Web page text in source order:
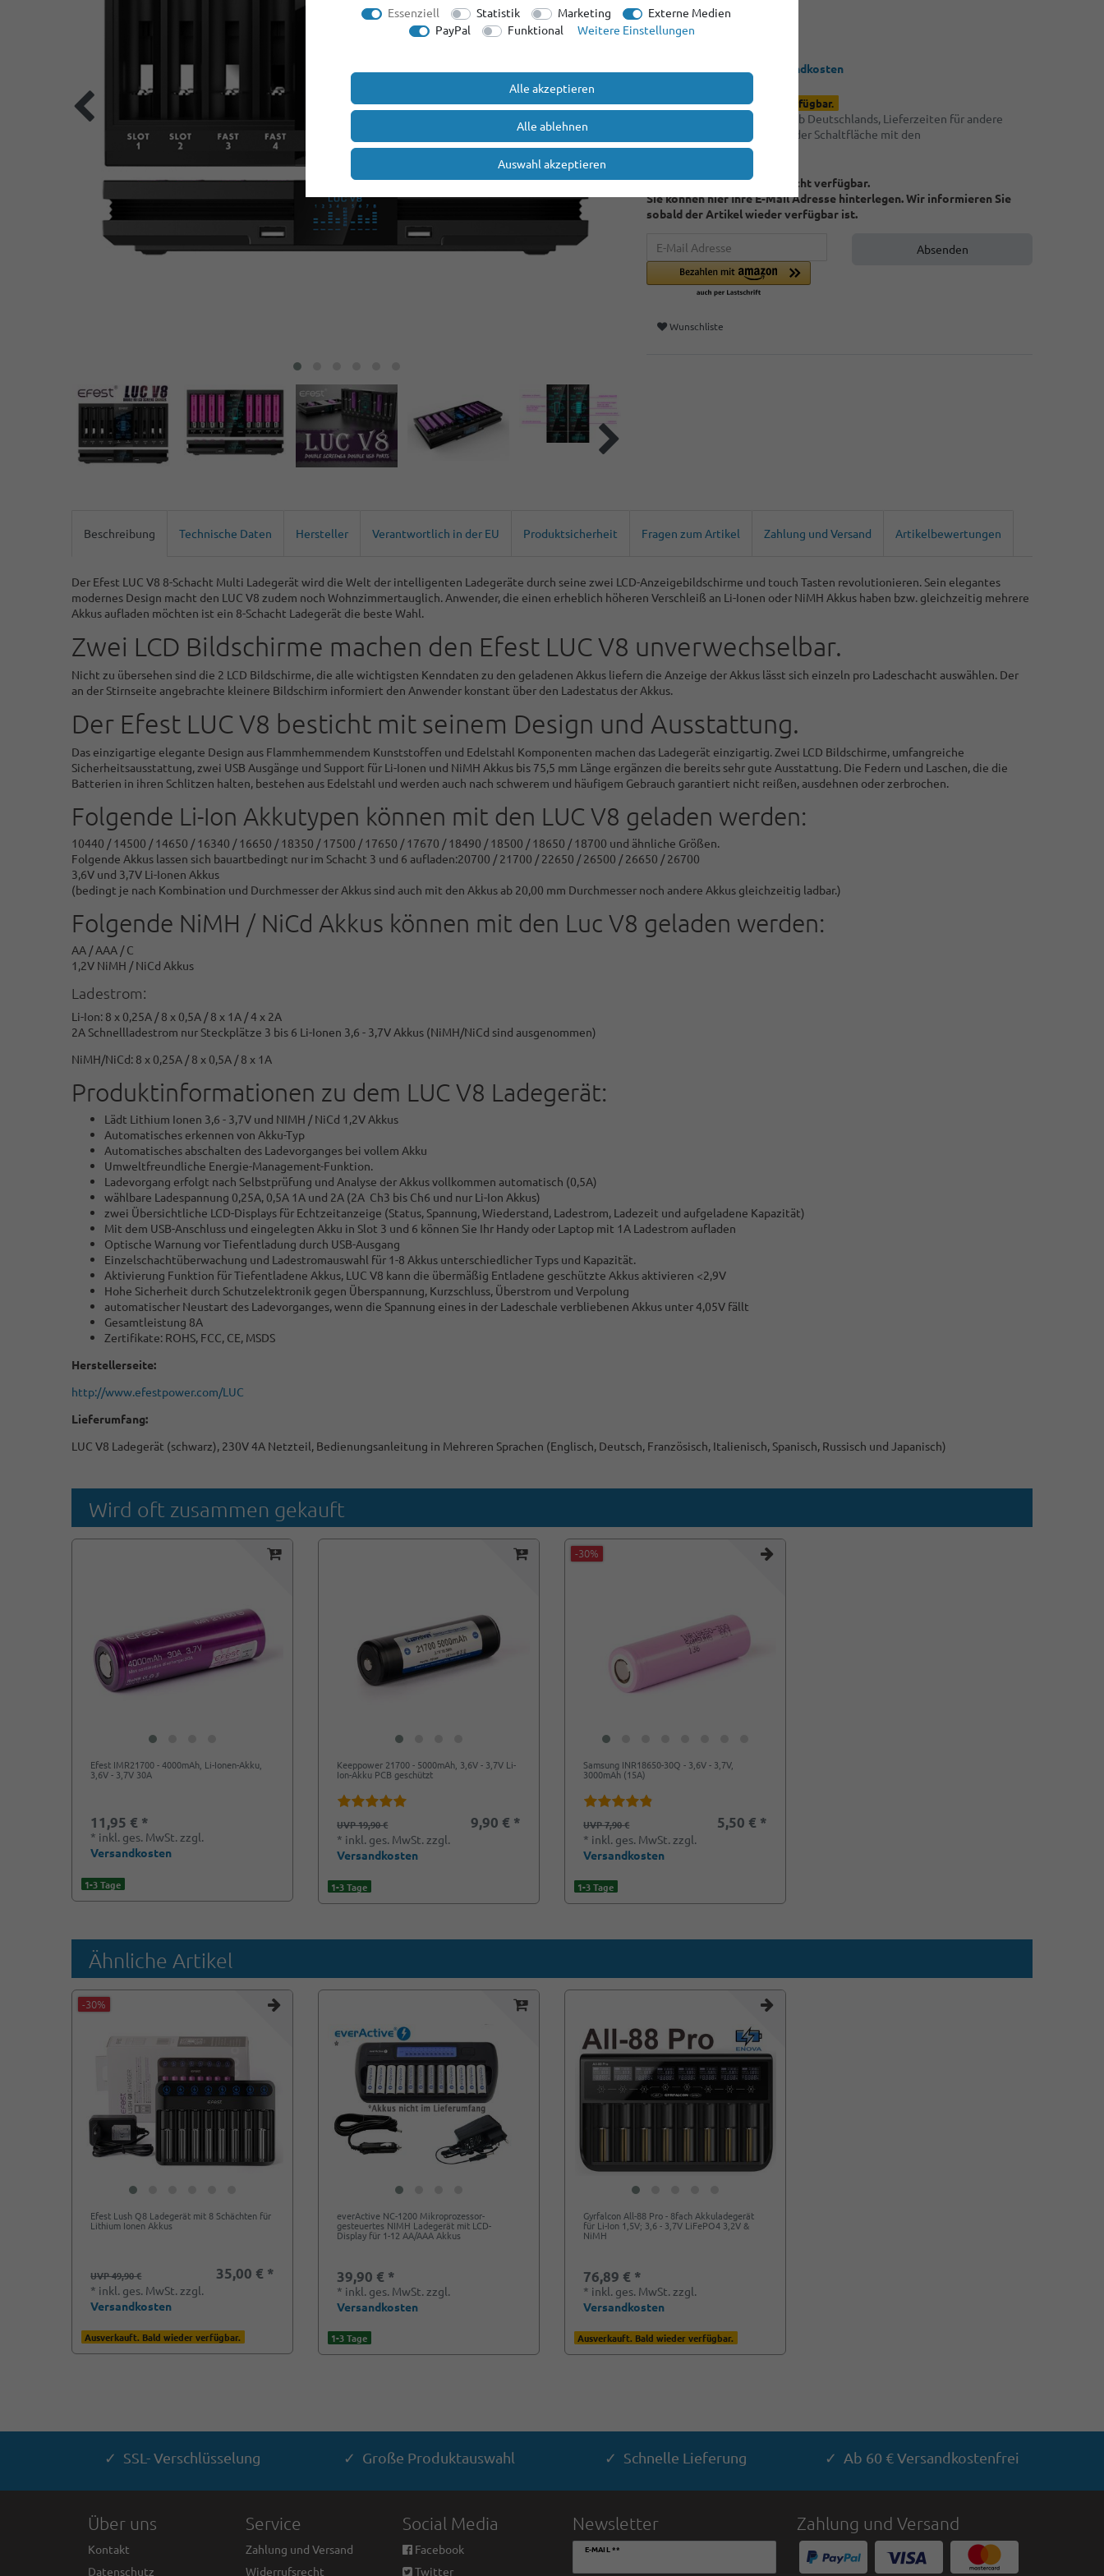
Inhalt1Stück
Grundpreis
Versandkosten
Ausverkauft. Bald wieder verfügbar.
*gilt für Lieferungen innerhalb Deutschlands, Lieferzeiten für andere
Länder entnehmen Sie bitte der Schaltfläche mit den
Versandinformationen
Dieser Artikel ist zur Zeit nicht verfügbar.
Sie können hier Ihre E-Mail Adresse hinterlegen. Wir informieren Sie
sobald der Artikel wieder verfügbar ist.
Absenden
Wunschliste
Beschreibung Technische Daten Hersteller Verantwortlich in der EU Produktsicherheit Fragen zum Artikel Zahlung und Versand Artikelbewertungen
Der Efest LUC V8 8-Schacht Multi Ladegerät wird die Welt der intelligenten Ladegeräte durch seine zwei LCD-Anzeigebildschirme und touch Tasten revolutionieren. Sein elegantes
modernes Design macht den LUC V8 zudem noch Wohnzimmertauglich. Anwender, die einen erheblich höheren Verschleiß an Li-Ionen oder NiMH Akkus haben bzw. gleichzeitig mehrere
Akkus aufladen möchten ist ein 8-Schacht Ladegerät die beste Wahl.
Zwei LCD Bildschirme machen den Efest LUC V8 unverwechselbar.
Nicht zu übersehen sind die 2 LCD Bildschirme, die alle wichtigsten Kenndaten zu den geladenen Akkus liefern die Anzeige der Akkus lässt sich einzeln pro Ladeschacht auswählen. Der
an der Stirnseite angebrachte kleinere Bildschirm informiert den Anwender konstant über den Ladestatus der Akkus.
Der Efest LUC V8 besticht mit seinem Design und Ausstattung.
Das einzigartige elegante Design aus Flammhemmendem Kunststoffen und Edelstahl Komponenten machen das Ladegerät einzigartig. Zwei LCD Bildschirme, umfangreiche
Sicherheitsausstattung, zwei USB Ausgänge und Support für Li-Ionen und NiMH Akkus bis 75,5 mm Länge ergänzen die bereits sehr gute Ausstattung. Die Federn und Laschen, die die
Batterien in ihren Schlitzen halten, bestehen aus Edelstahl und werden auch nach schwerem und häufigem Gebrauch garantiert nicht reißen, ausdehnen oder zerbrochen.
Folgende Li-Ion Akkutypen können mit den LUC V8 geladen werden:
10440 / 14500 / 14650 / 16340 / 16650 / 18350 / 17500 / 17650 / 17670 / 18490 / 18500 / 18650 / 18700 und ähnliche Größen.
Folgende Akkus lassen sich bauartbedingt nur im Schacht 3 und 6 aufladen:20700 / 21700 / 22650 / 26500 / 26650 / 26700
3,6V und 3,7V Li-Ionen Akkus
(bedingt je nach Kombination und Durchmesser der Akkus sind auch mit den Akkus ab 20,00 mm Durchmesser noch andere Akkus gleichzeitig ladbar.)
Folgende NiMH / NiCd Akkus können mit den Luc V8 geladen werden:
AA / AAA / C
1,2V NiMH / NiCd Akkus
Ladestrom:
Li-Ion: 8 x 0,25A / 8 x 0,5A / 8 x 1A / 4 x 2A
2A Schnellladestrom nur Steckplätze 3 bis 6 Li-Ionen 3,6 - 3,7V Akkus (NiMH/NiCd sind ausgenommen)
NiMH/NiCd: 8 x 0,25A / 8 x 0,5A / 8 x 1A
Produktinformationen zu dem LUC V8 Ladegerät:
Lädt Lithium Ionen 3,6 - 3,7V und NIMH / NiCd 1,2V Akkus
Automatisches erkennen von Akku-Typ
Automatisches abschalten des Ladevorganges bei vollem Akku
Umweltfreundliche Energie-Management-Funktion.
Ladevorgang erfolgt nach Selbstprüfung und Analyse der Akkus vollkommen automatisch (0,5A)
wählbare Ladespannung 0,25A, 0,5A 1A und 2A (2A Ch3 bis Ch6 und nur Li-Ion Akkus)
zwei Übersichtliche LCD-Displays für Echtzeitanzeige (Status, Spannung, Wiederstand, Ladestrom, Ladezeit und aufgeladene Kapazität)
Mit dem USB-Anschluss und eingelegten Akku in Slot 3 und 6 können Sie Ihr Handy oder Laptop mit 1A Ladestrom aufladen
Optische Warnung vor Tiefentladung durch USB-Ausgang
Einzelschachtüberwachung und Ladestromauswahl für 1-8 Akkus unterschiedlicher Typs und Kapazität.
Aktivierung Funktion für Tiefentladene Akkus, LUC V8 kann die übermäßig Entladene geschützte Akkus aktivieren <2,9V
Hohe Sicherheit durch Schutzelektronik gegen Überspannung, Kurzschluss, Überstrom und Verpolung
automatischer Neustart des Ladevorganges, wenn die Spannung eines in der Ladeschale verbliebenen Akkus unter 4,05V fällt
Gesamtleistung 8A
Zertifikate: ROHS, FCC, CE, MSDS
Herstellerseite:
http://www.efestpower.com/LUC
Lieferumfang:
LUC V8 Ladegerät (schwarz), 230V 4A Netzteil, Bedienungsanleitung in Mehreren Sprachen (Englisch, Deutsch, Französisch, Italienisch, Spanisch, Russisch und Japanisch)
Wird oft zusammen gekauft
Efest IMR21700 - 4000mAh, Li-Ionen-Akku,
3,6V - 3,7V 30A
11,95 € *
* inkl. ges. MwSt. zzgl.
Versandkosten
1-3 Tage
Keeppower 21700 - 5000mAh, 3,6V - 3,7V Li-
Ion-Akku PCB geschützt
UVP 19,90 € 9,90 € *
* inkl. ges. MwSt. zzgl.
Versandkosten
1-3 Tage
-30%
Samsung INR18650-30Q - 3,6V - 3,7V,
3000mAh (15A)
UVP 7,90 € 5,50 € *
* inkl. ges. MwSt. zzgl.
Versandkosten
1-3 Tage
Ähnliche Artikel
-30%
Efest Lush Q8 Ladegerät mit 8 Schächten für
Lithium Ionen Akkus
UVP 49,90 € 35,00 € *
* inkl. ges. MwSt. zzgl.
Versandkosten
Ausverkauft. Bald wieder verfügbar.
everActive NC-1200 Mikroprozessor-
gesteuertes NIMH Ladegerät mit LCD-
Display für 1-12 AA/AAA Akkus
39,90 € *
* inkl. ges. MwSt. zzgl.
Versandkosten
1-3 Tage
Gyrfalcon All-88 Pro - 8fach Akkuladegerät
für Li-Ion 1,5V; 3,6 - 3,7V LiFePO4 3,2V &
NiMH
76,89 € *
* inkl. ges. MwSt. zzgl.
Versandkosten
Ausverkauft. Bald wieder verfügbar.
✓ SSL- Verschlüsselung ✓ Große Produktauswahl ✓ Schnelle Lieferung ✓ Ab 60 € Versandkostenfrei
Essenziell
Statistik Marketing
Externe Medien
PayPal
Funktional Weitere Einstellungen
Alle akzeptieren
Alle ablehnen
Auswahl akzeptieren
Über uns
Kontakt
Datenschutz
Service
Zahlung und Versand
Widerrufsrecht
Social Media
Facebook
Twitter
Newsletter
E-MAIL **
Newsletter
Zahlung und Versand